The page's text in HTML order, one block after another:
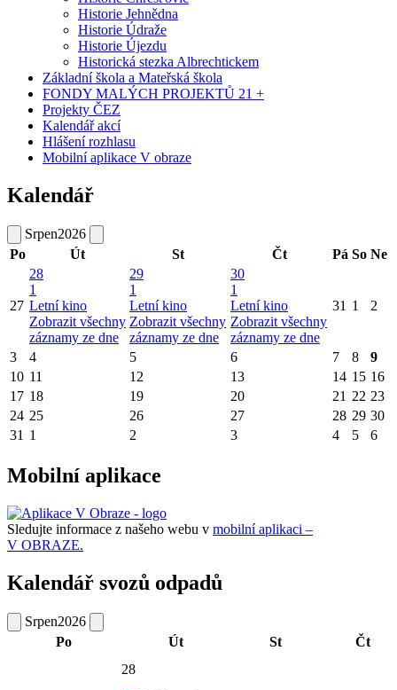
Historie Jehnědna
Historie Údraže
Historie Újezdu
Historická stezka Albrechtickem
Základní škola a Mateřská škola
FONDY MALÝCH PROJEKTŮ 21 +
Projekty ČEZ
Kalendář akcí
Hlášení rozhlasu
Mobilní aplikace V obraze
Kalendář
Srpen2026
Po
Út St Čt Pá So Ne
27
28
1
Letní kino
Zobrazit všechny
záznamy ze dne
29
1
Letní kino
Zobrazit všechny
záznamy ze dne
30
1
Letní kino
Zobrazit všechny
záznamy ze dne
31 1 2
3 4 5 6 7 8
9
10 11 12 13 14 15 16
17 18 19 20 21 22 23
24 25 26 27 28 29 30
31 1 2 3 4 5 6
Mobilní aplikace
Sledujte informace z našeho webu v mobilní aplikaci –
V OBRAZE.
Kalendář svozů odpadů
Srpen2026
Po
Út St Čt
28